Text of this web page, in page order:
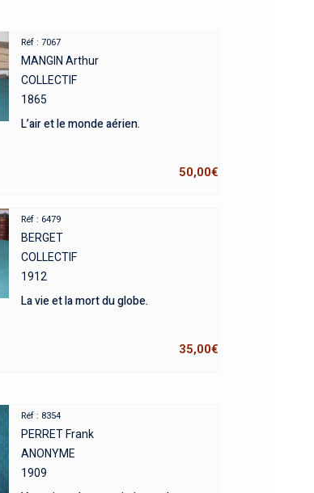
Réf : 7067
MANGIN Arthur
COLLECTIF
1865
L’air et le monde aérien.
50,00€
Réf : 6479
BERGET
COLLECTIF
1912
La vie et la mort du globe.
35,00€
Réf : 8354
PERRET Frank
ANONYME
1909